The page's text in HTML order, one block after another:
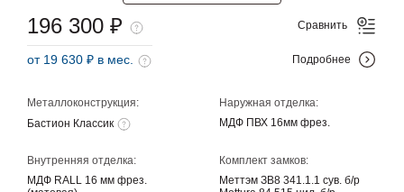
Металлоконструкция:
Бастион Классик
Наружная отделка:
МДФ ПВХ 16мм фрез.
Внутренняя отделка:
МДФ RALL 16 мм фрез.
Комплект замков:
Меттэм ЗВ8 341.1.1 сув. б/р
196 300 ₽
от 19 630 ₽ в мес.
Сравнить
Подробнее